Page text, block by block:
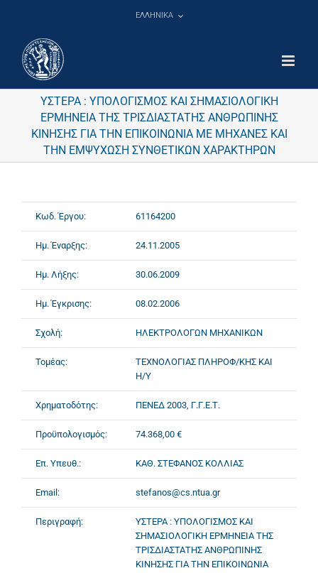
ΕΛΛΗΝΙΚΑ
ΥΣΤΕΡΑ : ΥΠΟΛΟΓΙΣΜΟΣ ΚΑΙ ΣΗΜΑΣΙΟΛΟΓΙΚΗ
ΕΡΜΗΝΕΙΑ ΤΗΣ ΤΡΙΣΔΙΑΣΤΑΤΗΣ ΑΝΘΡΩΠΙΝΗΣ
ΚΙΝΗΣΗΣ ΓΙΑ ΤΗΝ ΕΠΙΚΟΙΝΩΝΙΑ ΜΕ ΜΗΧΑΝΕΣ ΚΑΙ
ΤΗΝ ΕΜΨΥΧΩΣΗ ΣΥΝΘΕΤΙΚΩΝ ΧΑΡΑΚΤΗΡΩΝ
Κωδ. Έργου: 61164200
Ημ. Έναρξης: 24.11.2005
Ημ. Λήξης: 30.06.2009
Ημ. Έγκρισης: 08.02.2006
Σχολή: ΗΛΕΚΤΡΟΛΟΓΩΝ ΜΗΧΑΝΙΚΩΝ
Τομέας:
ΤΕΧΝΟΛΟΓΙΑΣ ΠΛΗΡΟΦ/ΚΗΣ ΚΑΙ
Η/Υ
Χρηματοδότης: ΠΕΝΕΔ 2003, Γ.Γ.Ε.Τ.
Προϋπολογισμός: 74.368,00 €
Επ. Υπευθ.: ΚΑΘ. ΣΤΕΦΑΝΟΣ ΚΟΛΛΙΑΣ
Email: stefanos@cs.ntua.gr
Περιγραφή:
ΥΣΤΕΡΑ : ΥΠΟΛΟΓΙΣΜΟΣ ΚΑΙ
ΣΗΜΑΣΙΟΛΟΓΙΚΗ ΕΡΜΗΝΕΙΑ ΤΗΣ
ΤΡΙΣΔΙΑΣΤΑΤΗΣ ΑΝΘΡΩΠΙΝΗΣ
ΚΙΝΗΣΗΣ ΓΙΑ ΤΗΝ ΕΠΙΚΟΙΝΩΝΙΑ